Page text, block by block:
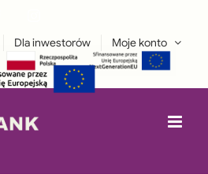
Dla inwestorów
Moje konto